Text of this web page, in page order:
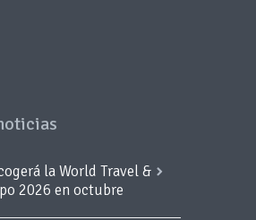
la World Travel &
2026 en octubre